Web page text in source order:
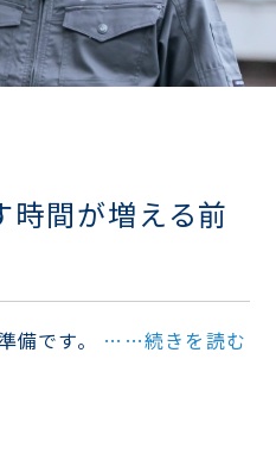
間が増える前
備です。 ……続きを読む